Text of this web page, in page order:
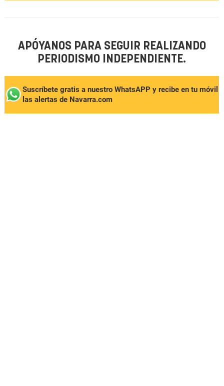
APÓYANOS PARA SEGUIR REALIZANDO
PERIODISMO INDEPENDIENTE.
Suscríbete gratis a nuestro WhatsAPP y recibe en tu móvil
las alertas de Navarra.com